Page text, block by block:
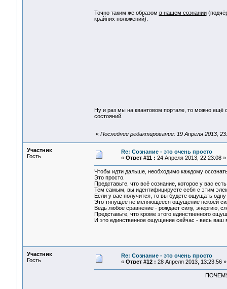
Точно таким же образом в нашем сознании
крайних положений):
Ну и раз мы на квантовом портале, то можно ещё
состояний.
« Последнее редактирование: 19 Апреля 2013,
Участник
Гость
Re: Сознание - это очень просто
« Ответ #11 : 24 Апреля 2013, 22:23:08 »
Чтобы идти дальше, необходимо каждому
Это просто.
Представьте, что всё сознание, которое у вас
Тем самым, вы идентифицируете себя с этим
Если у вас получится, то вы будете ощущать
Это тянущее не меняющееся ощущение некоей
Ведь любое сравнение - рождает силу, энергию,
Представьте, что кроме этого единственного
И это единственное ощущение сейчас - весь ваш
Участник
Гость
Re: Сознание - это очень просто
« Ответ #12 : 28 Апреля 2013, 13:23:56 »